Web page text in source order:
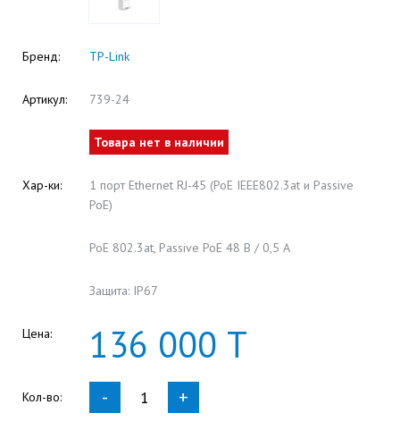
Бренд: TP-Link
Артикул: 739-24
Товара нет в наличии
Хар-ки:
1 порт Ethernet RJ-45 (PoE IEEE802.3at и Passive
PoE)
PoE 802.3at, Passive PoE 48 В / 0,5 А
Защита: IP67
Цена: 136 000 Т
Кол-во: - +